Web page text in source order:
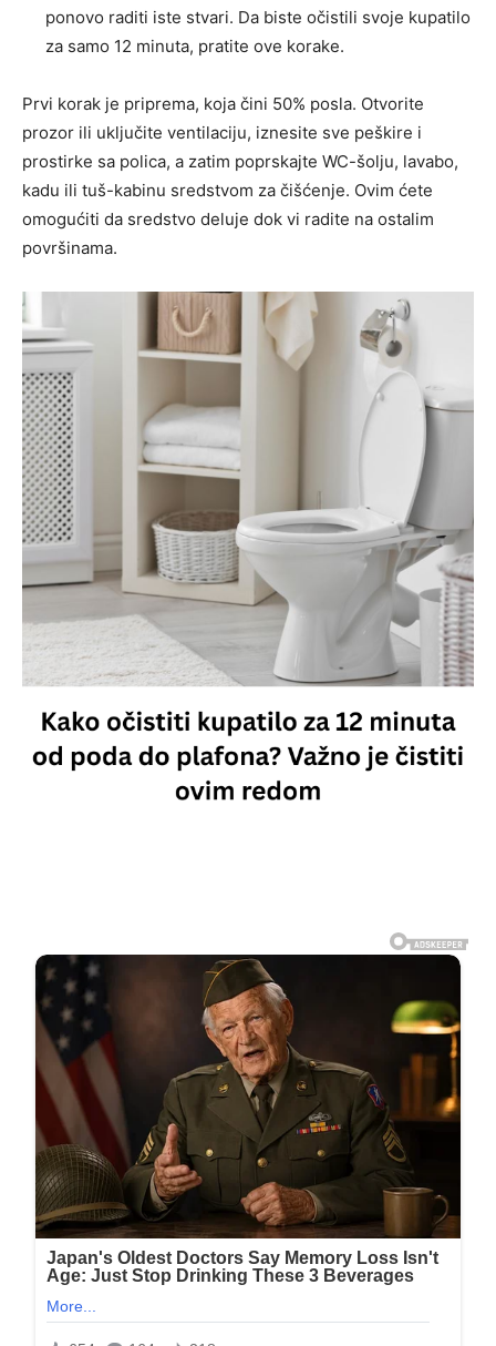
ponovo raditi iste stvari. Da biste očistili svoje kupatilo
za samo 12 minuta, pratite ove korake.
Prvi korak je priprema, koja čini 50% posla. Otvorite
prozor ili uključite ventilaciju, iznesite sve peškire i
prostirke sa polica, a zatim poprskajte WC-šolju, lavabo,
kadu ili tuš-kabinu sredstvom za čišćenje. Ovim ćete
omogućiti da sredstvo deluje dok vi radite na ostalim
površinama.